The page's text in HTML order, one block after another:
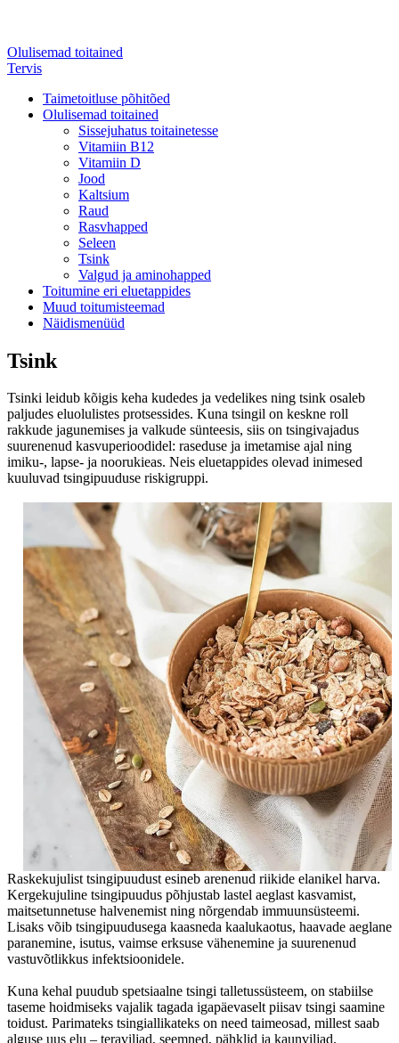
Olulisemad toitained
Tervis
Taimetoitluse põhitõed
Olulisemad toitained
Sissejuhatus toitainetesse
Vitamiin B12
Vitamiin D
Jood
Kaltsium
Raud
Rasvhapped
Seleen
Tsink
Valgud ja aminohapped
Toitumine eri eluetappides
Muud toitumisteemad
Näidismenüüd
Tsink
Tsinki leidub kõigis keha kudedes ja vedelikes ning tsink osaleb
paljudes eluolulistes protsessides. Kuna tsingil on keskne roll
rakkude jagunemises ja valkude sünteesis, siis on tsingivajadus
suurenenud kasvuperioodidel: raseduse ja imetamise ajal ning
imiku-, lapse- ja noorukieas. Neis eluetappides olevad inimesed
kuuluvad tsingipuuduse riskigruppi.
Raskekujulist tsingipuudust esineb arenenud riikide elanikel harva.
Kergekujuline tsingipuudus põhjustab lastel aeglast kasvamist,
maitsetunnetuse halvenemist ning nõrgendab immuunsüsteemi.
Lisaks võib tsingipuudusega kaasneda kaalukaotus, haavade aeglane
paranemine, isutus, vaimse erksuse vähenemine ja suurenenud
vastuvõtlikkus infektsioonidele.
Kuna kehal puudub spetsiaalne tsingi talletussüsteem, on stabiilse
taseme hoidmiseks vajalik tagada igapäevaselt piisav tsingi saamine
toidust. Parimateks tsingiallikateks on need taimeosad, millest saab
alguse uus elu – teraviljad, seemned, pähklid ja kaunviljad.